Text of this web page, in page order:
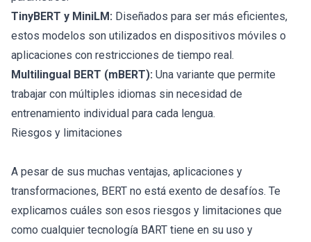
TinyBERT y MiniLM: Diseñados para ser más eficientes,
estos modelos son utilizados en dispositivos móviles o
aplicaciones con restricciones de tiempo real.
Multilingual BERT (mBERT): Una variante que permite
trabajar con múltiples idiomas sin necesidad de
entrenamiento individual para cada lengua.
Riesgos y limitaciones
A pesar de sus muchas ventajas, aplicaciones y
transformaciones, BERT no está exento de desafíos. Te
explicamos cuáles son esos riesgos y limitaciones que
como cualquier tecnología BART tiene en su uso y